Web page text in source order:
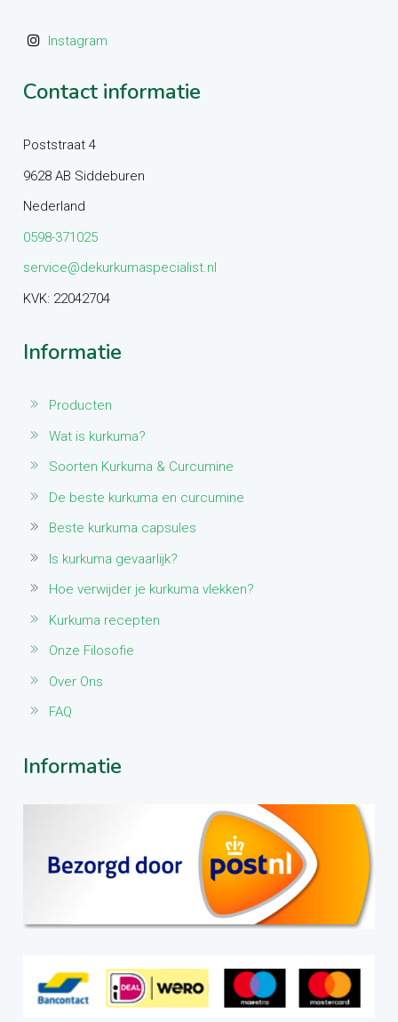
Instagram
Contact informatie
Poststraat 4
9628 AB Siddeburen
Nederland
0598-371025
service@dekurkumaspecialist.nl
KVK: 22042704
Informatie
Producten
Wat is kurkuma?
Soorten Kurkuma & Curcumine
De beste kurkuma en curcumine
Beste kurkuma capsules
Is kurkuma gevaarlijk?
Hoe verwijder je kurkuma vlekken?
Kurkuma recepten
Onze Filosofie
Over Ons
FAQ
Informatie